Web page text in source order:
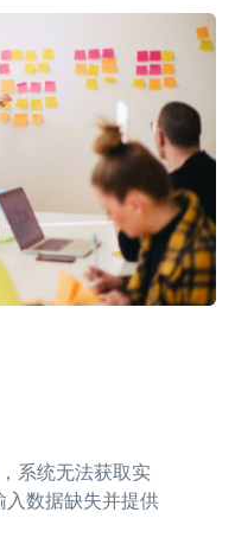
系统无法获取实
数据缺失并提供